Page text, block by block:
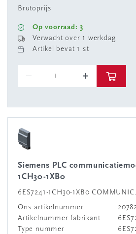
Brutoprijs
Op voorraad: 3
Verwacht over 1 werkdag
Artikel bevat 1 st
Siemens PLC communicatiemodule 6ES7241-
1CH30-1XB0
6ES7241-1CH30-1XB0
Ons artikelnummer
Artikelnummer fabrikant
Type nummer